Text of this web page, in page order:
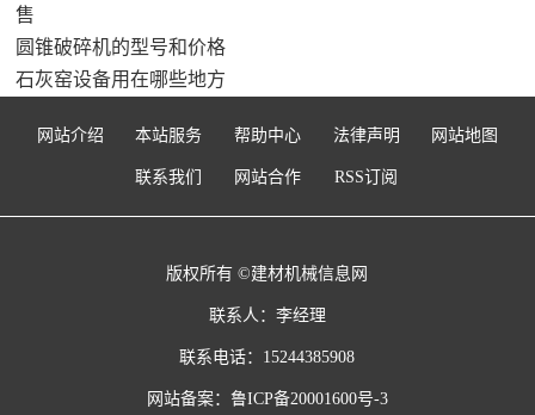
售
圆锥破碎机的型号和价格
石灰窑设备用在哪些地方
网站介绍 本站服务 帮助中心 法律声明 网站地图
联系我们 网站合作 RSS订阅
版权所有 ©建材机械信息网
联系人：李经理
联系电话：15244385908
网站备案： 鲁ICP备20001600号-3